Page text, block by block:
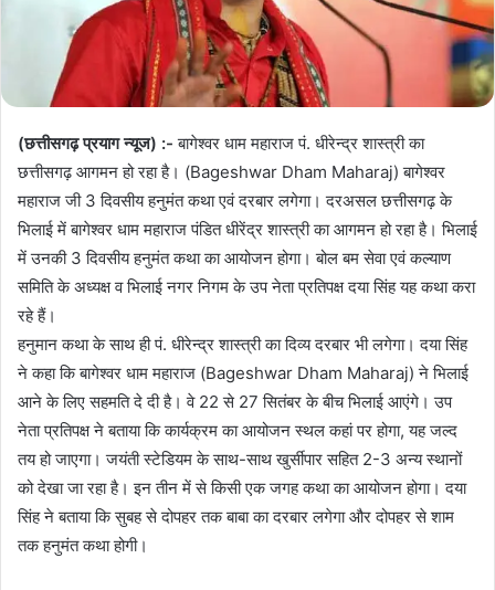
(छत्तीसगढ़ प्रयाग न्यूज) :- बागेश्वर धाम महाराज पं. धीरेन्द्र शास्त्री का
छत्तीसगढ़ आगमन हो रहा है। (Bageshwar Dham Maharaj) बागेश्वर
महाराज जी 3 दिवसीय हनुमंत कथा एवं दरबार लगेगा। दरअसल छत्तीसगढ़ के
भिलाई में बागेश्वर धाम महाराज पंडित धीरेंद्र शास्त्री का आगमन हो रहा है। भिलाई
में उनकी 3 दिवसीय हनुमंत कथा का आयोजन होगा। बोल बम सेवा एवं कल्याण
समिति के अध्यक्ष व भिलाई नगर निगम के उप नेता प्रतिपक्ष दया सिंह यह कथा करा
रहे हैं।
हनुमान कथा के साथ ही पं. धीरेन्द्र शास्त्री का दिव्य दरबार भी लगेगा। दया सिंह
ने कहा कि बागेश्वर धाम महाराज (Bageshwar Dham Maharaj) ने भिलाई
आने के लिए सहमति दे दी है। वे 22 से 27 सितंबर के बीच भिलाई आएंगे। उप
नेता प्रतिपक्ष ने बताया कि कार्यक्रम का आयोजन स्थल कहां पर होगा, यह जल्द
तय हो जाएगा। जयंती स्टेडियम के साथ-साथ खुर्सीपार सहित 2-3 अन्य स्थानों
को देखा जा रहा है। इन तीन में से किसी एक जगह कथा का आयोजन होगा। दया
सिंह ने बताया कि सुबह से दोपहर तक बाबा का दरबार लगेगा और दोपहर से शाम
तक हनुमंत कथा होगी।